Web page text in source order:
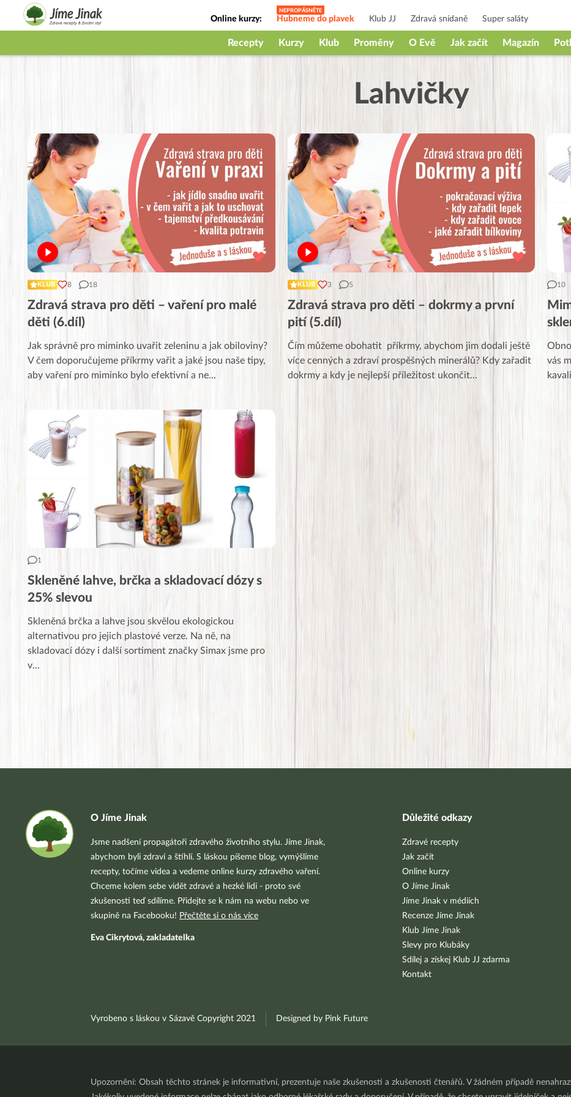
Online kurzy: Hubneme do plavek Klub JJ Zdravá snídaně Super saláty
Jak na babičky
Recepty Kurzy Klub Proměny O Evě Jak začít Magazín
Lahvičky
KLUB 8 18
Zdravá strava pro děti – vaření pro malé
děti (6.díl)
Jak správně pro miminko uvařit zeleninu a jak obiloviny?
V čem doporučujeme příkrmy vařit a jaké jsou naše tipy,
aby vaření pro miminko bylo efektivní a ne...
KLUB 3 5
Zdravá strava pro děti – dokrmy a první
pití (5.díl)
Čím můžeme obohatit příkrmy, abychom jim dodali ještě
více cenných a zdraví prospěšných minerálů? Kdy zařadit
dokrmy a kdy je nejlepší příležitost ukončit...
10
vás
1
Skleněné lahve, brčka a skladovací dózy s
25% slevou
Skleněná brčka a lahve jsou skvělou ekologickou
alternativou pro jejich plastové verze. Na ně, na
skladovací dózy i další sortiment značky Simax jsme pro
v...
O Jíme Jinak
Jsme nadšení propagátoři zdravého životního stylu. Jíme Jinak,
abychom byli zdraví a štíhlí. S láskou píšeme blog, vymýšlíme
recepty, točíme videa a vedeme online kurzy zdravého vaření.
Chceme kolem sebe vidět zdravé a hezké lidi - proto své
zkušenosti teď sdílíme. Přidejte se k nám na webu nebo ve
skupině na Facebooku! Přečtěte si o nás více
Eva Cikrytová, zakladatelka
Důležité odkazy
Zdravé recepty
Jak začít
Online kurzy
O Jíme Jinak
Jíme Jinak v médiích
Recenze Jíme Jinak
Klub Jíme Jinak
Slevy pro Klubáky
Sdílej a získej Klub JJ zdarma
Kontakt
Vyrobeno s láskou v Sázavě Copyright 2021 Designed by Pink Future
Upozornění: Obsah těchto stránek je informativní, prezentuje naše zkušenosti a zkušenosti čtenářů. V žádném případě